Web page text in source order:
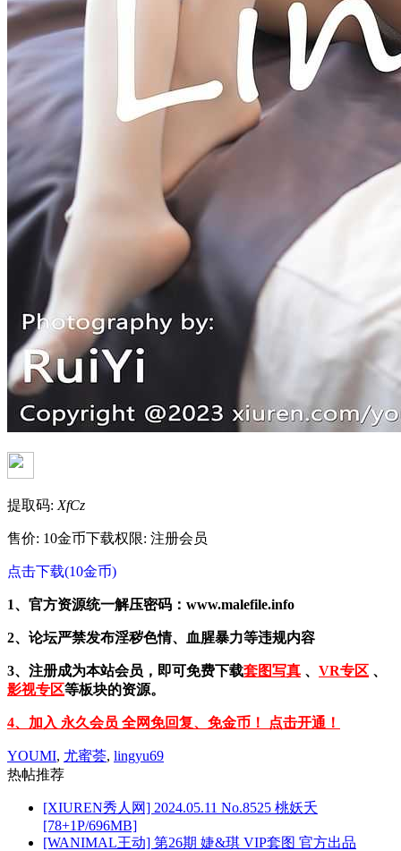
提取码: XfCz
售价: 10金币下载权限: 注册会员
点击下载(10金币)
1、官方资源统一解压密码：www.malefile.info
2、论坛严禁发布淫秽色情、血腥暴力等违规内容
3、注册成为本站会员，即可免费下载套图写真 、 VR专区 、
影视专区等板块的资源。
4、加入 永久会员 全网免回复、免金币！ 点击开通！
YOUMI, 尤蜜荟, lingyu69
热帖推荐
[XIUREN秀人网] 2024.05.11 No.8525 桃妖夭
[78+1P/696MB]
[WANIMAL王动] 第26期 婕&琪 VIP套图 官方出品